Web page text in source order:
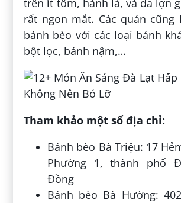
trên ít tôm, hành lá, và da lợn
rất ngon mắt. Các quán cũng
bánh bèo với các loại bánh
bột lọc, bánh nậm,…
Tham khảo một số địa chỉ:
Bánh bèo Bà Triệu: 17
Phường 1, thành phố
Đồng
Bánh bèo Bà Hường: